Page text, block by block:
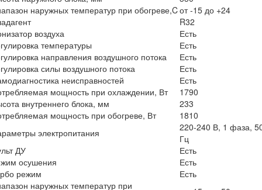
наружных температур при обогреве,Cот -15 до +24
R32
воздуха
Есть
температуры
Есть
направления воздушного потока
Есть
силы воздушного потока
Есть
неисправностей
Есть
мощность при охлаждении, Вт
1790
внутреннего блока, мм
233
мощность при обогреве, Вт
1810
электропитания
220-240 В, 1 фаза,
Гц
ДУ
Есть
осушения
Есть
режим
Есть
наружных температур при